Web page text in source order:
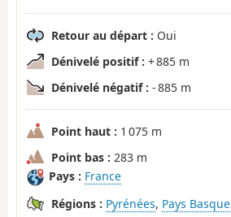
Retour au départ : Oui
Dénivelé positif : + 885 m
Dénivelé négatif : - 885 m
Point haut : 1 075 m
Point bas : 283 m
Pays : France
Régions : Pyrénées, Pays Basque